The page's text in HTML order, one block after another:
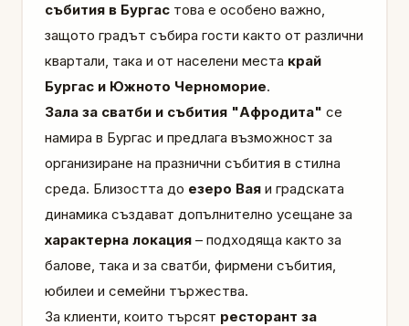
събития в Бургас това е особено важно,
защото градът събира гости както от различни
квартали, така и от населени места край
Бургас и Южното Черноморие.
Зала за сватби и събития "Афродита" се
намира в Бургас и предлага възможност за
организиране на празнични събития в стилна
среда. Близостта до езеро Вая и градската
динамика създават допълнително усещане за
характерна локация – подходяща както за
балове, така и за сватби, фирмени събития,
юбилеи и семейни тържества.
За клиенти, които търсят ресторант за